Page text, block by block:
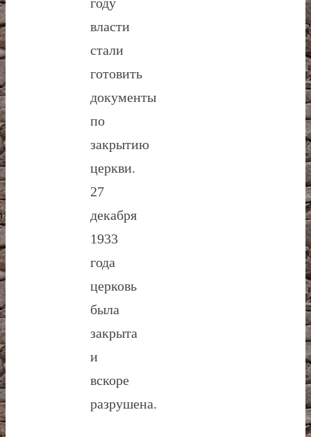
власти
стали
готовить
документы
по
закрытию
церкви.
27
декабря
1933
года
церковь
была
закрыта
и
вскоре
разрушена.